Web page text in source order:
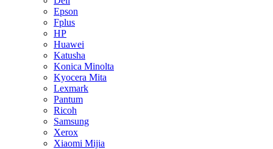
Epson
Fplus
HP
Huawei
Katusha
Konica Minolta
Kyocera Mita
Lexmark
Pantum
Ricoh
Samsung
Xerox
Xiaomi Mijia